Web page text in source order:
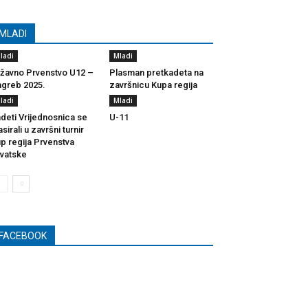
MLADI
Prvenstvo U12 –
2025.
Mladi
Plasman pretkadeta na
završnicu Kupa regija
Vrijednosnica se
u završni turnir
regija Prvenstva
Mladi
U-11
FACEBOOK